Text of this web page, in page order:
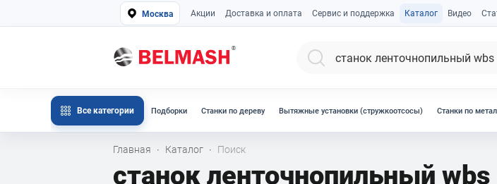
Москва Акции Доставка и оплата Сервис и поддержка Каталог Видео
Все категории Подборки Станки по дереву Вытяжные установки (стружкоотсосы) Станки по
Главная · Каталог · Поиск
станок ленточнопильный